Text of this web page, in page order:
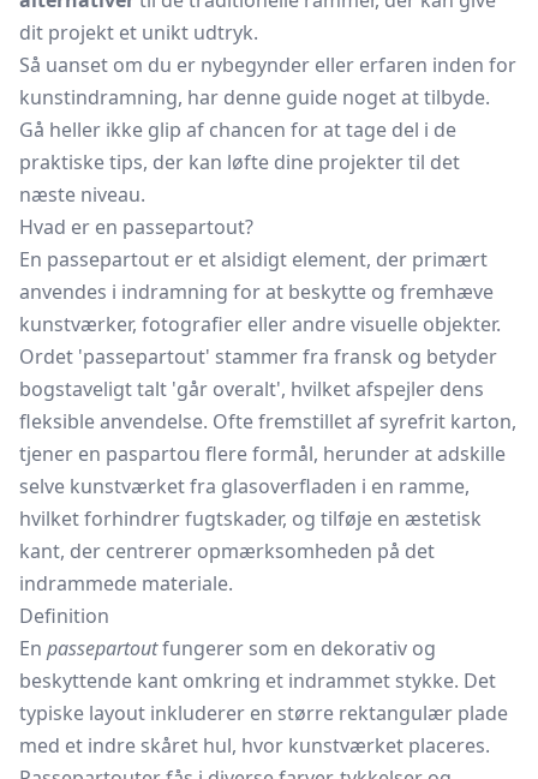
dit projekt et unikt udtryk.
Så uanset om du er nybegynder eller erfaren inden for
kunstindramning, har denne guide noget at tilbyde.
Gå heller ikke glip af chancen for at tage del i de
praktiske tips, der kan løfte dine projekter til det
næste niveau.
Hvad er en passepartout?
En passepartout er et alsidigt element, der primært
anvendes i indramning for at beskytte og fremhæve
kunstværker, fotografier eller andre visuelle objekter.
Ordet 'passepartout' stammer fra fransk og betyder
bogstaveligt talt 'går overalt', hvilket afspejler dens
fleksible anvendelse. Ofte fremstillet af syrefrit karton,
tjener en paspartou flere formål, herunder at adskille
selve kunstværket fra glasoverfladen i en ramme,
hvilket forhindrer fugtskader, og tilføje en æstetisk
kant, der centrerer opmærksomheden på det
indrammede materiale.
Definition
En passepartoutfungerer som en dekorativ og
beskyttende kant omkring et indrammet stykke. Det
typiske layout inkluderer en større rektangulær plade
med et indre skåret hul, hvor kunstværket placeres.